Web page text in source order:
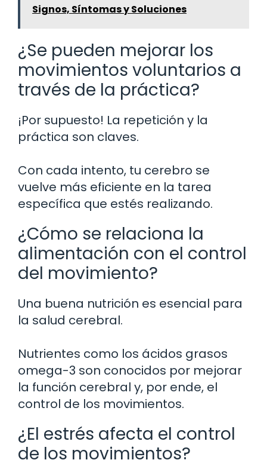
Signos, Síntomas y Soluciones
¿Se pueden mejorar los
movimientos voluntarios a
través de la práctica?
¡Por supuesto! La repetición y la
práctica son claves.
Con cada intento, tu cerebro se
vuelve más eficiente en la tarea
específica que estés realizando.
¿Cómo se relaciona la
alimentación con el control
del movimiento?
Una buena nutrición es esencial para
la salud cerebral.
Nutrientes como los ácidos grasos
omega-3 son conocidos por mejorar
la función cerebral y, por ende, el
control de los movimientos.
¿El estrés afecta el control
de los movimientos?